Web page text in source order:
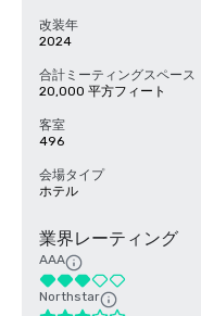
改装年
2024
合計ミーティングスペース
20,000 平方フィート
客室
496
会場タイプ
ホテル
業界レーティング
AAA
Northstar